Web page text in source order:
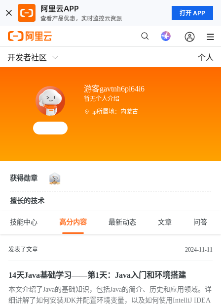
打开 APP
开发者社区 个人
游客gavtnh6pi64i6
暂无个人介绍
ip所属地：内蒙古
获得勋章
擅长的技术
技能中心 高分内容 最新动态 文章 问答
发表了文章 2024-11-11
14天Java基础学习——第1天：Java入门和环境搭建
本文介绍了Java的基础知识，包括Java的简介、历史和应用领域。详
细讲解了如何安装JDK并配置环境变量，以及如何使用IntelliJ IDEA